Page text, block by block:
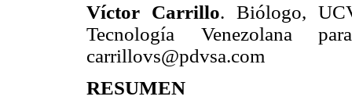
Víctor Carrillo. Biólogo,
Tecnología Venezolana
carrillovs@pdvsa.com
RESUMEN